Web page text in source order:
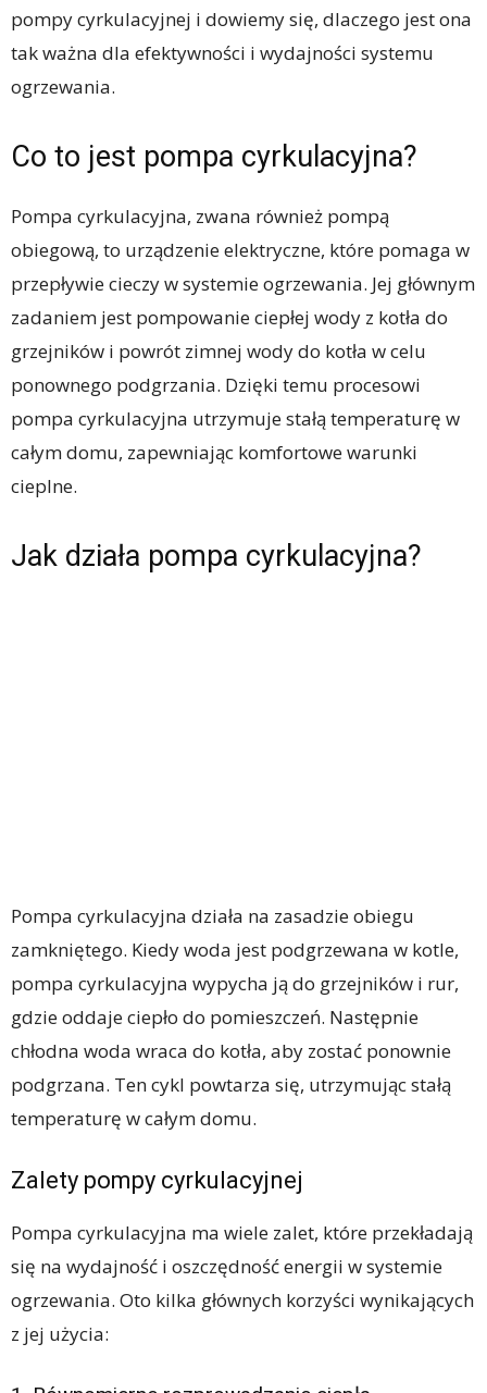
pompy cyrkulacyjnej i dowiemy się, dlaczego jest ona
tak ważna dla efektywności i wydajności systemu
ogrzewania.
Co to jest pompa cyrkulacyjna?
Pompa cyrkulacyjna, zwana również pompą
obiegową, to urządzenie elektryczne, które pomaga w
przepływie cieczy w systemie ogrzewania. Jej głównym
zadaniem jest pompowanie ciepłej wody z kotła do
grzejników i powrót zimnej wody do kotła w celu
ponownego podgrzania. Dzięki temu procesowi
pompa cyrkulacyjna utrzymuje stałą temperaturę w
całym domu, zapewniając komfortowe warunki
cieplne.
Jak działa pompa cyrkulacyjna?
Pompa cyrkulacyjna działa na zasadzie obiegu
zamkniętego. Kiedy woda jest podgrzewana w kotle,
pompa cyrkulacyjna wypycha ją do grzejników i rur,
gdzie oddaje ciepło do pomieszczeń. Następnie
chłodna woda wraca do kotła, aby zostać ponownie
podgrzana. Ten cykl powtarza się, utrzymując stałą
temperaturę w całym domu.
Zalety pompy cyrkulacyjnej
Pompa cyrkulacyjna ma wiele zalet, które przekładają
się na wydajność i oszczędność energii w systemie
ogrzewania. Oto kilka głównych korzyści wynikających
z jej użycia: